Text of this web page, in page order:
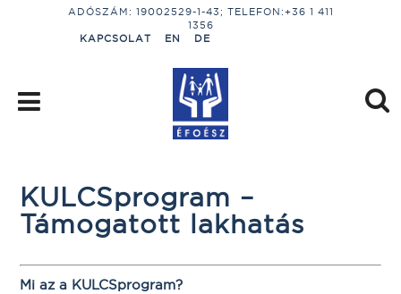
ADÓSZÁM: 19002529-1-43; TELEFON:+36 1 411
1356
KAPCSOLAT
EN DE
KULCSprogram –
Támogatott lakhatás
Mi az a KULCSprogram?